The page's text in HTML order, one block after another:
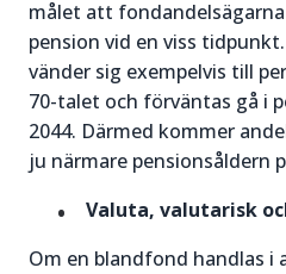
målet att
pension vid en viss
vänder sig exempelvis till
70-talet och förväntas gå i
2044. Därmed kommer
ju närmare pensionsåldern
Valuta, valutarisk
Om en blandfond handlas i